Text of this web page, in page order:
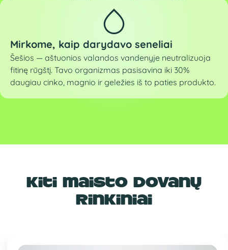
Mirkome, kaip darydavo seneliai
Šešios — aštuonios valandos vandenyje neutralizuoja
fitinę rūgštį. Tavo organizmas pasisavina iki 30%
daugiau cinko, magnio ir geležies iš to paties produkto.
Kiti maisto dovanų
rinkiniai